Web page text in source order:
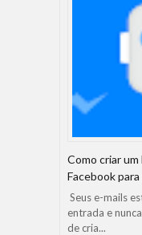
Como criar
Facebook
Seus e-mails
entrada e
de cria...